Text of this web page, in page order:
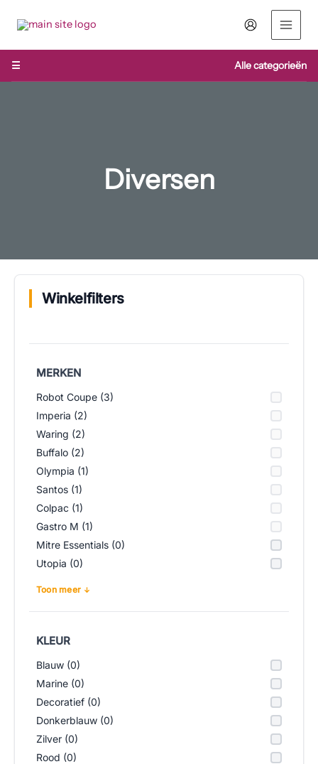
naar
inhoud
☰
Alle categorieën
Diversen
Winkelfilters
MERKEN
Robot Coupe (3)
Imperia (2)
Waring (2)
Buffalo (2)
Olympia (1)
Santos (1)
Colpac (1)
Gastro M (1)
Mitre Essentials (0)
Utopia (0)
Toon meer
KLEUR
Blauw (0)
Marine (0)
Decoratief (0)
Donkerblauw (0)
Zilver (0)
Rood (0)